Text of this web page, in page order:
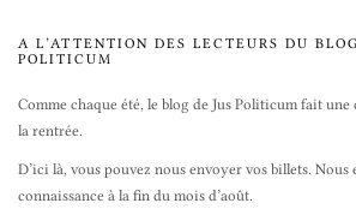
A L’ATTENTION DES LECTEURS DU
POLITICUM
Comme chaque été, le blog de Jus Politicum fait
la rentrée.
D’ici là, vous pouvez nous envoyer vos billets. Nous
connaissance à la fin du mois d’août.